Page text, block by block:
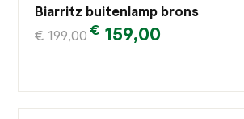
Biarritz buitenlamp brons
€199,00€ 159,00